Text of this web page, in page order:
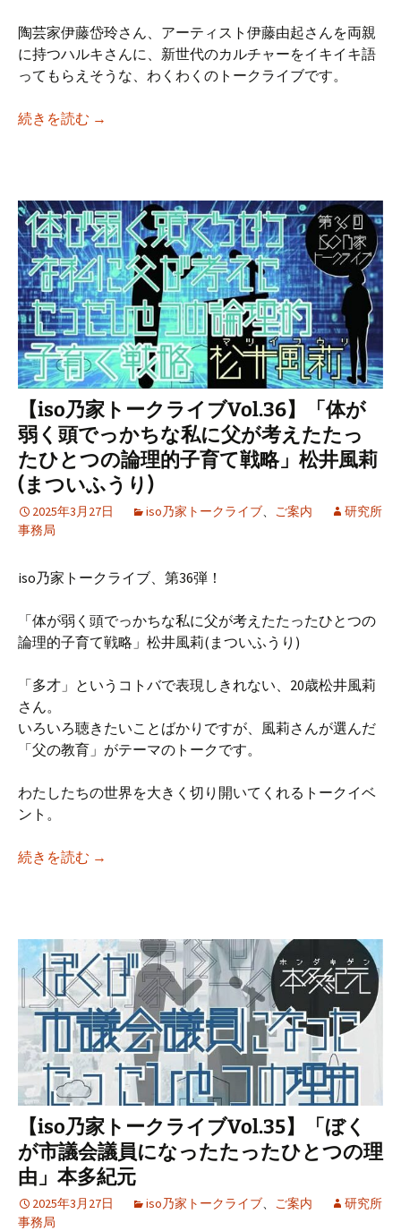
陶芸家伊藤岱玲さん、アーティスト伊藤由起さんを両親
に持つハルキさんに、新世代のカルチャーをイキイキ語
ってもらえそうな、わくわくのトークライブです。
続きを読む 【iso乃家トークライブVol.37】「高専生活、じ
→
【iso乃家トークライブVol.36】「体が
弱く頭でっかちな私に父が考えたたっ
たひとつの論理的子育て戦略」松井風莉
(まついふうり)
2025年3月27日 iso乃家トークライブ、 ご案内
研究所
事務局
iso乃家トークライブ、第36弾！
「体が弱く頭でっかちな私に父が考えたたったひとつの
論理的子育て戦略」松井風莉(まついふうり)
「多才」というコトバで表現しきれない、20歳松井風莉
さん。
いろいろ聴きたいことばかりですが、風莉さんが選んだ
「父の教育」がテーマのトークです。
わたしたちの世界を大きく切り開いてくれるトークイベ
ント。
続きを読む 【iso乃家トークライブVol.36】「体が弱く頭
→
【iso乃家トークライブVol.35】「ぼく
が市議会議員になったたったひとつの理
由」本多紀元
2025年3月27日 iso乃家トークライブ、 ご案内
研究所
事務局